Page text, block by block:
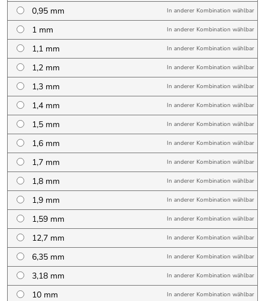
0,95 mm In anderer Kombination wählbar
1 mm In anderer Kombination wählbar
1,1 mm In anderer Kombination wählbar
1,2 mm In anderer Kombination wählbar
1,3 mm In anderer Kombination wählbar
1,4 mm In anderer Kombination wählbar
1,5 mm In anderer Kombination wählbar
1,6 mm In anderer Kombination wählbar
1,7 mm In anderer Kombination wählbar
1,8 mm In anderer Kombination wählbar
1,9 mm In anderer Kombination wählbar
1,59 mm In anderer Kombination wählbar
12,7 mm In anderer Kombination wählbar
6,35 mm In anderer Kombination wählbar
3,18 mm In anderer Kombination wählbar
10 mm In anderer Kombination wählbar